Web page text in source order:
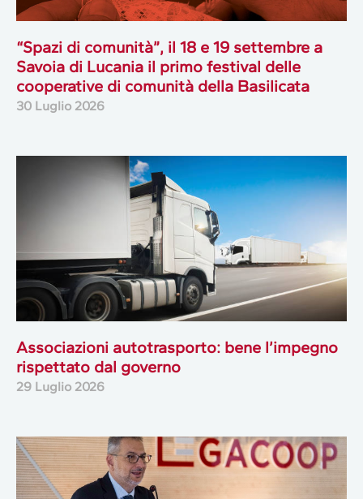
“Spazi di comunità”, il 18 e 19 settembre a
Savoia di Lucania il primo festival delle
cooperative di comunità della Basilicata
30 Luglio 2026
Associazioni autotrasporto: bene l’impegno
rispettato dal governo
29 Luglio 2026